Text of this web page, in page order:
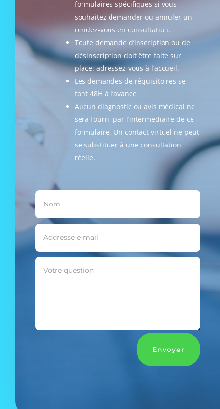
formulaires spécifiques si vous
souhaitez demander ou annuler un
rendez-vous en consultation.
Toute demande d’inscription ou de
désinscription doit être faite sur
place: adressez-vous à l’accueil.
Les demandes de réquisitoires se
font 48H à l’avance
Aucun diagnostic ou avis médical ne
sera fourni par l’intermédiaire de ce
formulaire. Un contact virtuel ne peut
se substituer à une consultation
réelle.
Envoyer